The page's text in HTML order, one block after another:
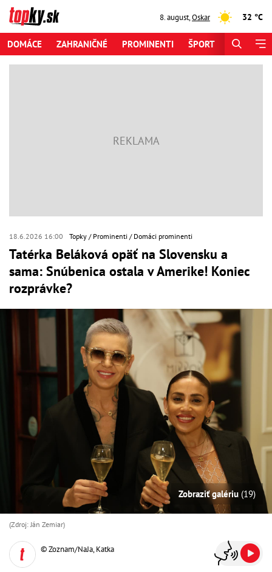
8. august,Oskar 32 °C
DOMÁCE ZAHRANIČNÉ PROMINENTI ŠPORT
18.6.2026 16:00 Topky Prominenti Domáci prominenti
Tatérka Beláková opäť na Slovensku a
sama: Snúbenica ostala v Amerike! Koniec
rozprávke?
Zobraziť galériu (19)
(Zdroj: Ján Zemiar)
© Zoznam/NaJa, Katka